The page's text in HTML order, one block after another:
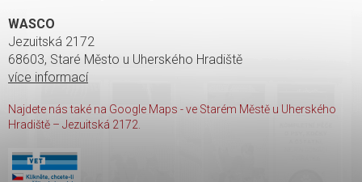
WASCO
Jezuitská 2172
68603, Staré Město u Uherského Hradiště
více informací
Najdete nás také na Google Maps - ve Starém Městě u Uherského
Hradiště – Jezuitská 2172.